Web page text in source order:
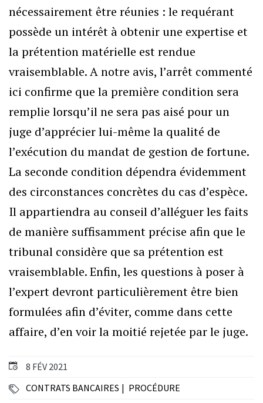
8 FÉV 2021
CONTRATS BANCAIRES
PROCÉDURE
nécessairement être réunies : le requérant
possède un intérêt à obtenir une expertise et
la prétention matérielle est rendue
vraisemblable. A notre avis, l’arrêt commenté
ici confirme que la première condition sera
remplie lorsqu’il ne sera pas aisé pour un
juge d’apprécier lui-même la qualité de
l’exécution du mandat de gestion de fortune.
La seconde condition dépendra évidemment
des circonstances concrètes du cas d’espèce.
Il appartiendra au conseil d’alléguer les faits
de manière suffisamment précise afin que le
tribunal considère que sa prétention est
vraisemblable. Enfin, les questions à poser à
l’expert devront particulièrement être bien
formulées afin d’éviter, comme dans cette
affaire, d’en voir la moitié rejetée par le juge.